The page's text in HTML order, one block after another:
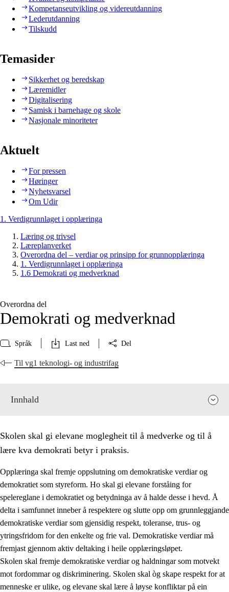
Kompetanseutvikling og videreutdanning
Lederutdanning
Tilskudd
Temasider
Sikkerhet og beredskap
Læremidler
Digitalisering
Samisk i barnehage og skole
Nasjonale minoriteter
Aktuelt
For pressen
Høringer
Nyhetsvarsel
Om Udir
1. Verdigrunnlaget i opplæringa
Læring og trivsel
Læreplanverket
Overordna del – verdiar og prinsipp for grunnopplæringa
1. Verdigrunnlaget i opplæringa
1.6 Demokrati og medverknad
Overordna del
Demokrati og medverknad
Språk Last ned Del
Til vg1 teknologi- og industrifag
Innhald
1. Verdigrunnlaget i opplæringa
1.1 Menneskeverdet
1.2 Identitet og kulturelt mangfald
Skolen skal gi elevane moglegheit til å medverke og til å
lære kva demokrati betyr i praksis.
Opplæringa skal fremje oppslutning om demokratiske verdiar og
demokratiet som styreform. Ho skal gi elevane forståing for
spelereglane i demokratiet og betydninga av å halde desse i hevd. Å
delta i samfunnet inneber å respektere og slutte opp om grunnleggjande
demokratiske verdiar som gjensidig respekt, toleranse, trus- og
ytringsfridom for den enkelte og frie val. Demokratiske verdiar må
fremjast gjennom aktiv deltaking i heile opplæringsløpet.
Skolen skal fremje demokratiske verdiar og haldningar som motvekt
mot fordommar og diskriminering. Skolen skal òg skape respekt for at
menneske er ulike, og elevane skal lære å løyse konfliktar på ein